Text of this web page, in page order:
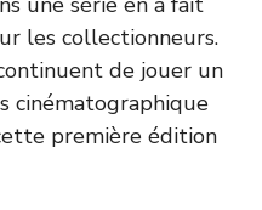
les collectionneurs.
de jouer un
cinématographique
première édition